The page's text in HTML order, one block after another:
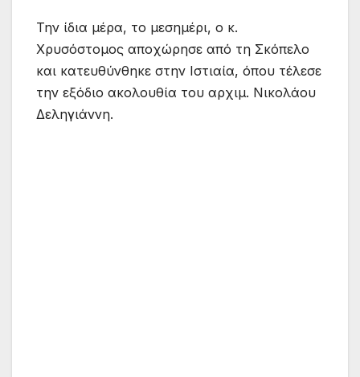
Την ίδια μέρα, το μεσημέρι, ο κ.
Χρυσόστομος αποχώρησε από τη Σκόπελο
και κατευθύνθηκε στην Ιστιαία, όπου τέλεσε
την εξόδιο ακολουθία του αρχιμ. Νικολάου
Δεληγιάννη.